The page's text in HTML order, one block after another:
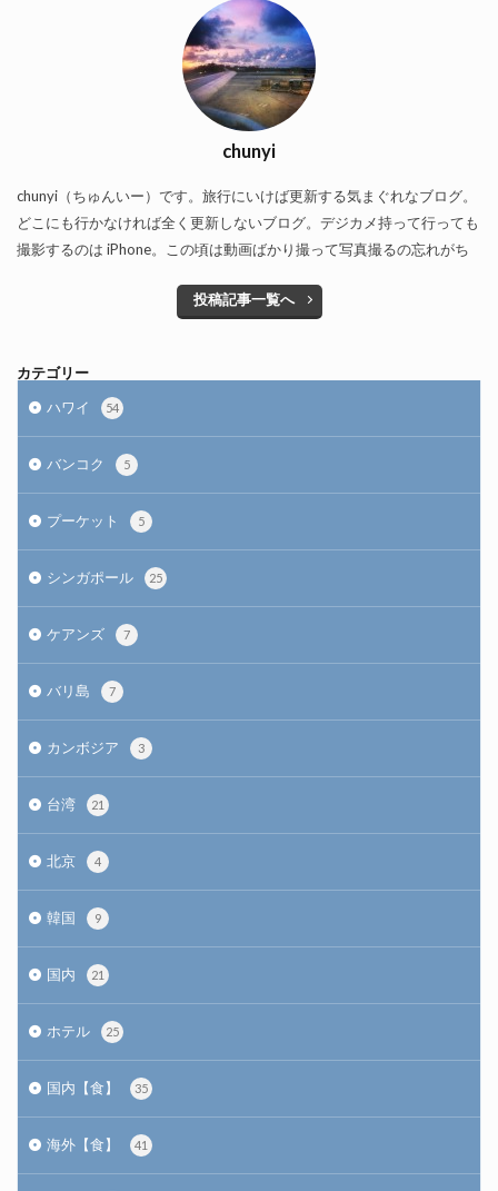
chunyi
chunyi（ちゅんいー）です。旅行にいけば更新する気まぐれなブログ。
どこにも行かなければ全く更新しないブログ。デジカメ持って行っても
撮影するのは iPhone。この頃は動画ばかり撮って写真撮るの忘れがち
投稿記事一覧へ
カテゴリー
ハワイ
54
バンコク 5
プーケット 5
シンガポール 25
ケアンズ 7
バリ島 7
カンボジア 3
台湾 21
北京 4
韓国 9
国内 21
ホテル 25
国内【食】 35
海外【食】 41